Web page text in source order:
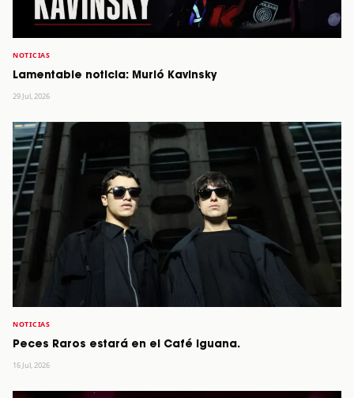
NOTICIAS
Lamentable noticia: Murió Kavinsky
29 Jul, 2026
NOTICIAS
Peces Raros estará en el Café Iguana.
16 Jul, 2026